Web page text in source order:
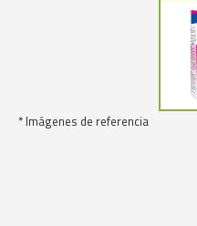
* Imágenes de referencia